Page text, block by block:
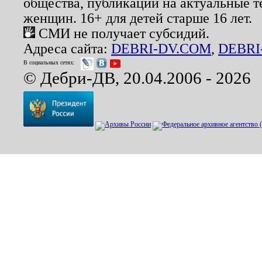
женщин. 16+ для детей старше 16 лет.
СМИ не получает субсидий.
Адреса сайта: DEBRI-DV.COM,
В социальных сетях:
© Дебри-ДВ, 20.04.2006 - 2026